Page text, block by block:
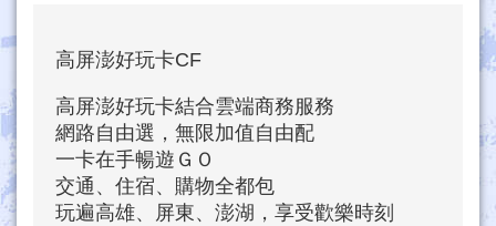
高屏澎好玩卡CF
高屏澎好玩卡結合雲端商務服務
網路自由選，無限加值自由配
一卡在手暢遊ＧＯ
交通、住宿、購物全都包
玩遍高雄、屏東、澎湖，享受歡樂時刻